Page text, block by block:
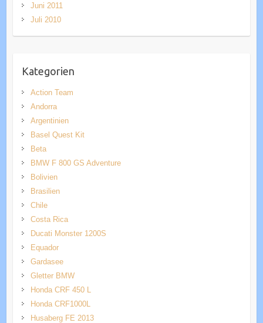
Juni 2011
Juli 2010
Kategorien
Action Team
Andorra
Argentinien
Basel Quest Kit
Beta
BMW F 800 GS Adventure
Bolivien
Brasilien
Chile
Costa Rica
Ducati Monster 1200S
Equador
Gardasee
Gletter BMW
Honda CRF 450 L
Honda CRF1000L
Husaberg FE 2013